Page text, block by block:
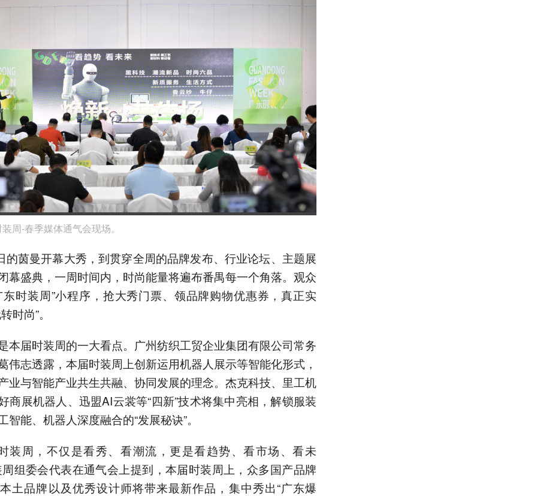
周-春季媒体通气会现场。
的茵曼开幕大秀，到贯穿全周的品牌发布、行业论坛、主题展
幕盛典，一周时间内，时尚能量将遍布番禺每一个角落。观众
东时装周”小程序，抢大秀门票、领品牌购物优惠券，真正实
时尚”。
本届时装周的一大看点。广州纺织工贸企业集团有限公司常务
伟志透露，本届时装周上创新运用机器人展示等智能化形式，
业与智能产业共生共融、协同发展的理念。杰克科技、里工机
商展机器人、迅盟AI云裳等“四新”技术将集中亮相，解锁服装
智能、机器人深度融合的“发展秘诀”。
装周，不仅是看秀、看潮流，更是看趋势、看市场、看未
周组委会代表在通气会上提到，本届时装周上，众多国产品牌
土品牌以及优秀设计师将带来最新作品，集中秀出“广东爆